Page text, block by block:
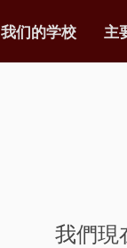
我们的学校 主
我們現